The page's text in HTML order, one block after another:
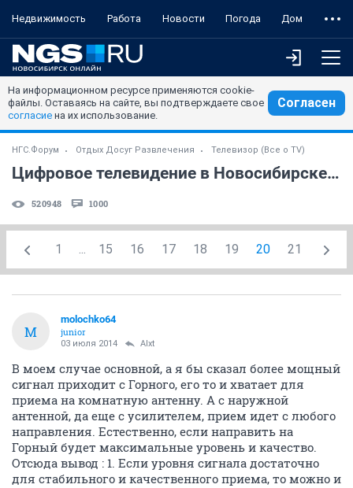
Недвижимость Работа Новости Погода Дом
На информационном ресурсе применяются cookie-
файлы. Оставаясь на сайте, вы подтверждаете свое
согласие на их использование.
Согласен
520948 1000
1 ... 15 16 17 18 19 20 21
M
molochko64
junior
03 июля 2014 Alxt